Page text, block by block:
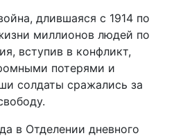
длившаяся с 1914 по
миллионов людей по
вступив в конфликт,
потерями и
солдаты сражались за
в Отделении дневного